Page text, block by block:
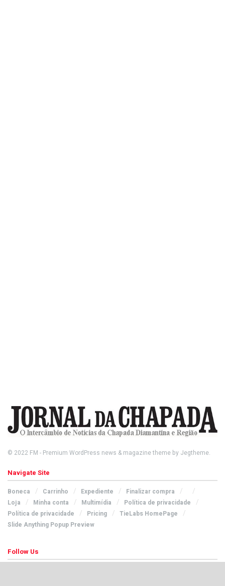
© 2022 FM - Premium WordPress news & magazine theme by Jegtheme.
Navigate Site
Boneca Carrinho Expediente
Finalizar compra
Loja
Minha conta Multimídia
Política de privacidade
Política de privacidade
Pricing
TieLabs HomePage
Slide Anything Popup Preview
Follow Us